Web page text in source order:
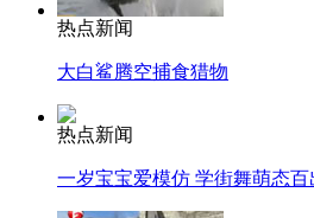
热点新闻
大白鲨腾空捕食猎物
热点新闻
一岁宝宝爱模仿 学街舞萌态百